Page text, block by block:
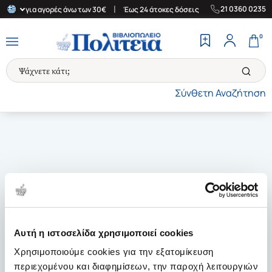
Αυτή η ιστοσελίδα χρησιμοποιεί cookies
Χρησιμοποιούμε cookies για την εξατομίκευση
περιεχομένου και διαφημίσεων, την παροχή λειτουργιών
για αγορές άνω των 30€ Έως 24 άτοκες δόσεις | Δωρεάν
21 0360 0235
Σύνθετη Αναζήτηση
0